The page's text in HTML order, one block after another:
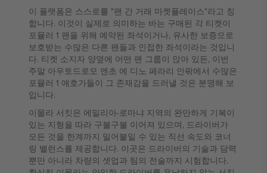
이 플랫폼은 스스로를 "팬 간 거래 마켓플레이스"라고 칭
합니다. 이것이 실제로 의미하는 바는 구매된 각 티켓이
포뮬러 1 팬을 위해 예약된 좌석이거나, 유사한 보증으로
보호받는 수많은 다른 팬들과 인접한 좌석이라는 것입니
다. 티켓 소지자 양옆에 어떤 팬 그룹이 앉아 있든, 이번
주말 아우토드로모 엔초 에 디노 페라리 안팎에서 수많은
포뮬러 1 애호가들이 그 존재감을 드러낼 것은 분명해 보
입니다.
이몰라 서킷은 에밀리아-로마냐 지역의 완만하게 기복이
있는 지형을 따라 구불구불 이어져 있으며, 드라이버가
모든 것을 한계까지 밀어붙일 수 있는 직선 속도와 코너
링 밸런스를 제공합니다. 이곳은 드라이버의 기술과 담력
뿐만 아니라 차량의 셋업과 팀의 전술까지 시험합니다.